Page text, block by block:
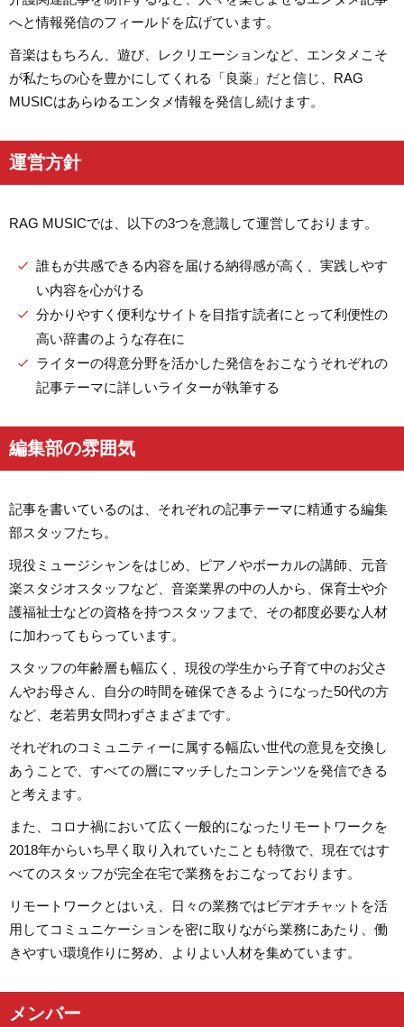
へと情報発信のフィールドを広げています。
音楽はもちろん、遊び、レクリエーションなど、エンタメこそ
が私たちの心を豊かにしてくれる「良薬」だと信じ、RAG
MUSICはあらゆるエンタメ情報を発信し続けます。
運営方針
RAG MUSICでは、以下の3つを意識して運営しております。
誰もが共感できる内容を届ける納得感が高く、実践しやす
い内容を心がける
分かりやすく便利なサイトを目指す読者にとって利便性の
高い辞書のような存在に
ライターの得意分野を活かした発信をおこなうそれぞれの
記事テーマに詳しいライターが執筆する
編集部の雰囲気
記事を書いているのは、それぞれの記事テーマに精通する編集
部スタッフたち。
現役ミュージシャンをはじめ、ピアノやボーカルの講師、元音
楽スタジオスタッフなど、音楽業界の中の人から、保育士や介
護福祉士などの資格を持つスタッフまで、その都度必要な人材
に加わってもらっています。
スタッフの年齢層も幅広く、現役の学生から子育て中のお父さ
んやお母さん、自分の時間を確保できるようになった50代の方
など、老若男女問わずさまざまです。
それぞれのコミュニティーに属する幅広い世代の意見を交換し
あうことで、すべての層にマッチしたコンテンツを発信できる
と考えます。
また、コロナ禍において広く一般的になったリモートワークを
2018年からいち早く取り入れていたことも特徴で、現在ではす
べてのスタッフが完全在宅で業務をおこなっております。
リモートワークとはいえ、日々の業務ではビデオチャットを活
用してコミュニケーションを密に取りながら業務にあたり、働
きやすい環境作りに努め、よりよい人材を集めています。
メンバー